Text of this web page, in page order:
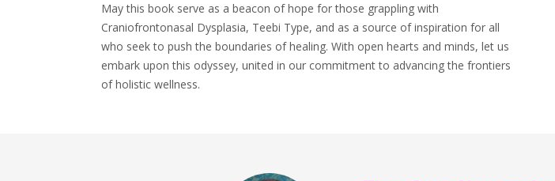
May this book serve as a beacon of hope for those grappling with
Craniofrontonasal Dysplasia, Teebi Type, and as a source of inspiration for all
who seek to push the boundaries of healing. With open hearts and minds, let us
embark upon this odyssey, united in our commitment to advancing the frontiers
of holistic wellness.